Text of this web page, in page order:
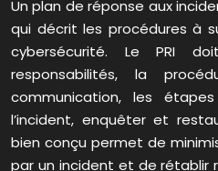
Un plan de réponse aux
qui décrit les procédures à
cybersécurité. Le PRI
responsabilités, la
communication, les
l’incident, enquêter et
bien conçu permet de
par un incident et de rétablir